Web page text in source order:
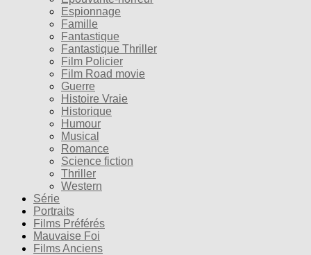
Espionnage
Famille
Fantastique
Fantastique Thriller
Film Policier
Film Road movie
Guerre
Histoire Vraie
Historique
Humour
Musical
Romance
Science fiction
Thriller
Western
Série
Portraits
Films Préférés
Mauvaise Foi
Films Anciens